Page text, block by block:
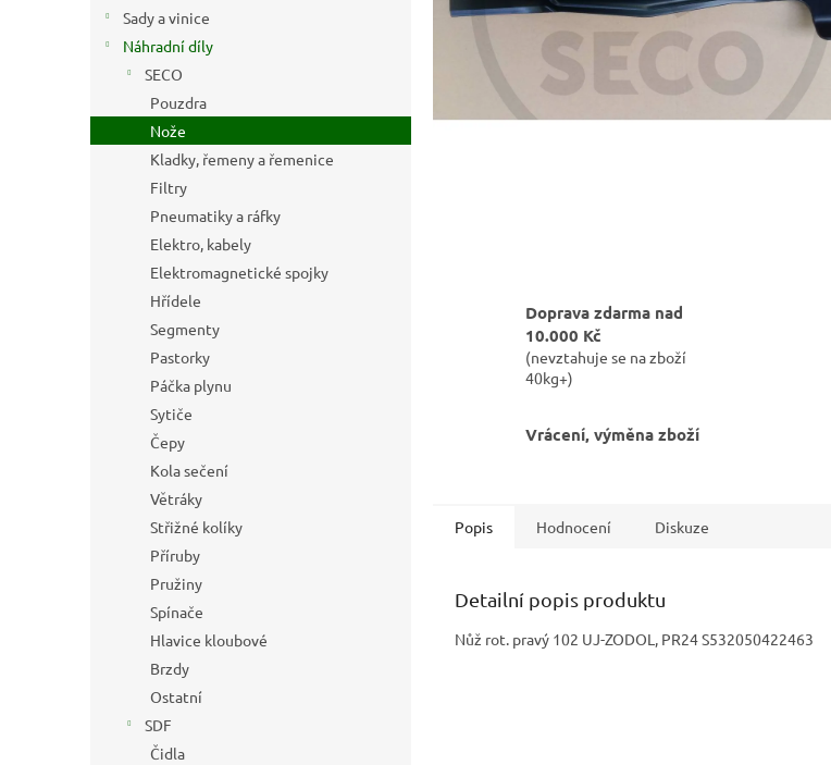
Sady a vinice
Náhradní díly
SECO
Pouzdra
Nože
Kladky, řemeny a řemenice
Filtry
Pneumatiky a ráfky
Elektro, kabely
Elektromagnetické spojky
Hřídele
Segmenty
Pastorky
Páčka plynu
Sytiče
Čepy
Kola sečení
Větráky
Střižné kolíky
Příruby
Pružiny
Spínače
Hlavice kloubové
Brzdy
Ostatní
SDF
Čidla
Doprava zdarma nad
10.000 Kč
(nevztahuje se na zboží
40kg+)
Vrácení, výměna zboží
Popis Hodnocení Diskuze
Detailní popis produktu
Nůž rot. pravý 102 UJ-ZODOL, PR24 S532050422463